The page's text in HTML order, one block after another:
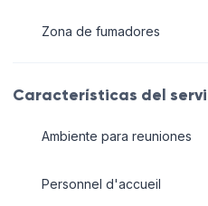
Zona de fumadores
Características del
Ambiente para reuniones
Personnel d'accueil